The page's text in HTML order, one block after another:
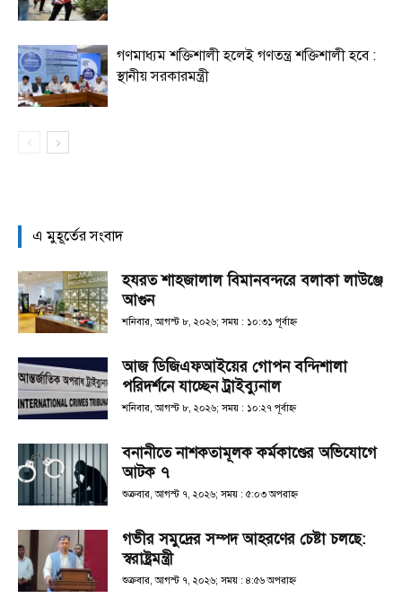
গণমাধ্যম শক্তিশালী হলেই গণতন্ত্র শক্তিশালী হবে :
স্থানীয় সরকারমন্ত্রী
এ মুহূর্তের সংবাদ
হযরত শাহজালাল বিমানবন্দরে বলাকা লাউঞ্জে
আগুন
শনিবার, আগস্ট ৮, ২০২৬; সময় : ১০:৩১ পূর্বাহ্ণ
আজ ডিজিএফআইয়ের গোপন বন্দিশালা
পরিদর্শনে যাচ্ছেন ট্রাইব্যুনাল
শনিবার, আগস্ট ৮, ২০২৬; সময় : ১০:২৭ পূর্বাহ্ণ
বনানীতে নাশকতামূলক কর্মকাণ্ডের অভিযোগে
আটক ৭
শুক্রবার, আগস্ট ৭, ২০২৬; সময় : ৫:০৩ অপরাহ্ণ
গভীর সমুদ্রের সম্পদ আহরণের চেষ্টা চলছে:
স্বরাষ্ট্রমন্ত্রী
শুক্রবার, আগস্ট ৭, ২০২৬; সময় : ৪:৫৬ অপরাহ্ণ